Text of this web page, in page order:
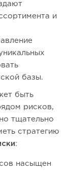
и
базы.
быть
рисков,
тщательно
стратегию
:
насыщен